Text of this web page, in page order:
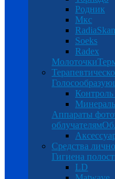
Родник
Мкс
RadiaSkan
Soeks
Radex
Молоточки
Контроль
Аппараты
облучателям
Средства
Гигиена
LD